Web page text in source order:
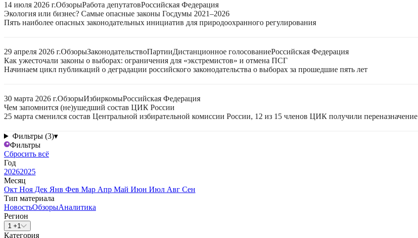
14 июля 2026 г.ОбзорыРабота депутатовРоссийская Федерация
Экология или бизнес? Самые опасные законы Госдумы 2021–2026
Пять наиболее опасных законодательных инициатив для природоохранного регулирования
29 апреля 2026 г.ОбзорыЗаконодательствоПартииДистанционное голосованиеРоссийская Федерация
Как ужесточали законы о выборах: ограничения для «экстремистов» и отмена ПСГ
Начинаем цикл публикаций о деградации российского законодательства о выборах за прошедшие пять лет
30 марта 2026 г.ОбзорыИзбиркомыРоссийская Федерация
Чем запомнится (не)ушедший состав ЦИК России
25 марта сменился состав Центральной избирательной комиссии России, 12 из 15 членов ЦИК получили переназначение
Фильтры (3)▾
Фильтры
Сбросить всё
Год
20262025
Месяц
Окт Ноя Дек Янв Фев Мар Апр Май Июн Июл Авг Сен
Тип материала
НовостьОбзорыАналитика
Регион
1 +1
Категория